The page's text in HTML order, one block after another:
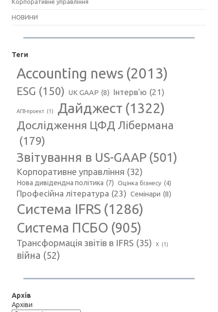
Корпоративне управління
НОВИНИ
Теги
Accounting news (2013)
ESG (150) UK GAAP (8) Інтерв'ю (21)
АГВ-проект (1) Дайджест (1322)
Дослідження ЦФД Лібермана
(179)
Звітування в US-GAAP (501)
Корпоративне управління (32)
Нова дивідендна політика (7) Оцінка бізнесу (4)
Професійна література (23) Семінари (8)
Система IFRS (1286)
Система ПСБО (905)
Трансформація звітів в IFRS (35) Х (1)
війна (52)
Архів
Архіви